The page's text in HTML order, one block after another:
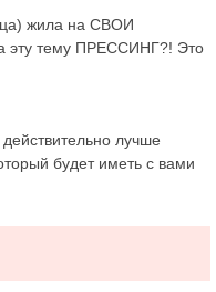
жила на СВОИ
эту тему ПРЕССИНГ?! Это
лучше
будет иметь с вами